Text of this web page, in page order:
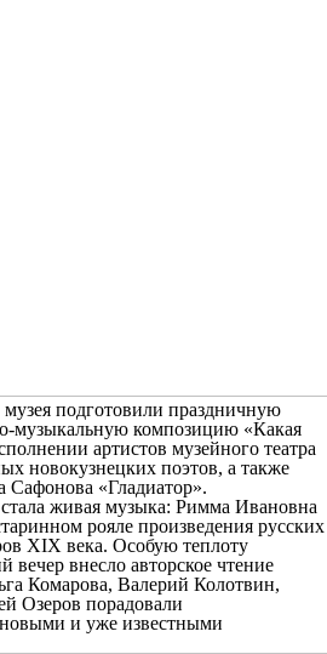
подготовили праздничную
музыкальную композицию «Какая
артистов музейного театра
новокузнецких поэтов, а также
Сафонова «Гладиатор».
живая музыка: Римма Ивановна
рояле произведения русских
XIX века. Особую теплоту
вечер внесло авторское чтение
Комарова, Валерий Колотвин,
Озеров порадовали
и уже известными